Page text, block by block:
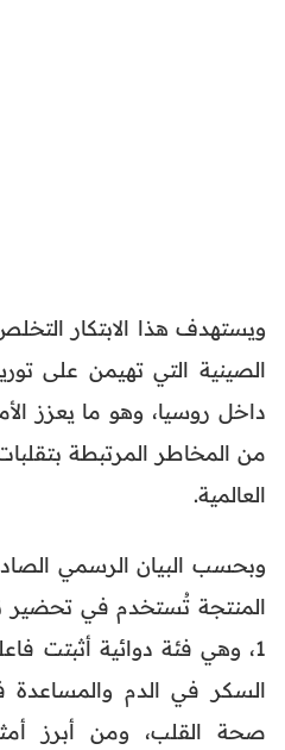
ويستهدف هذا الابتكار
الصينية التي تهيمن على
داخل روسيا، وهو ما يعزز
من المخاطر المرتبطة
العالمية.
وبحسب البيان الرسمي
1، وهي فئة دوائية أثبتت
السكر في الدم
صحة القلب، ومن أبرز